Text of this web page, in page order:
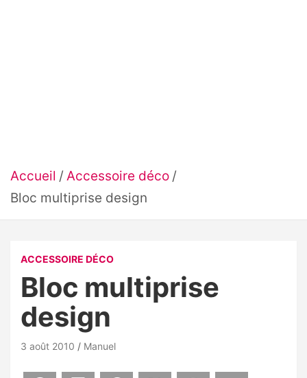
Accueil
Accessoire déco
Bloc multiprise design
ACCESSOIRE DÉCO
Bloc multiprise
design
3 août 2010 Manuel